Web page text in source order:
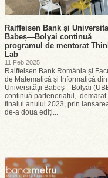
Raiffeisen Bank și
Babeș—Bolyai continuă
programul de mentorat
Lab
11 Feb 2025
Raiffeisen Bank România și
de Matematică și Informatică din
Universității Babeș—Bolyai
continuă parteneriatul, demarat
finalul anului 2023, prin
de-a doua ediți...